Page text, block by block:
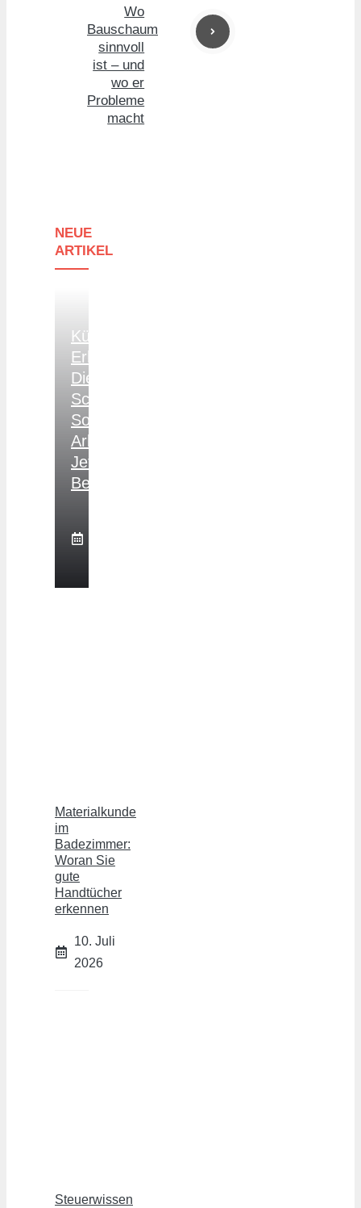
Wo
Bauschaum
sinnvoll
ist – und
wo er
Probleme
macht
NEUE
ARTIKEL
Kündigung
Erhalten:
Diese
Schritte
Sollten
Arbeitnehmer
Jetzt
Beachten
Materialkunde
im
Badezimmer:
Woran Sie
gute
Handtücher
erkennen
10. Juli
2026
Steuerwissen